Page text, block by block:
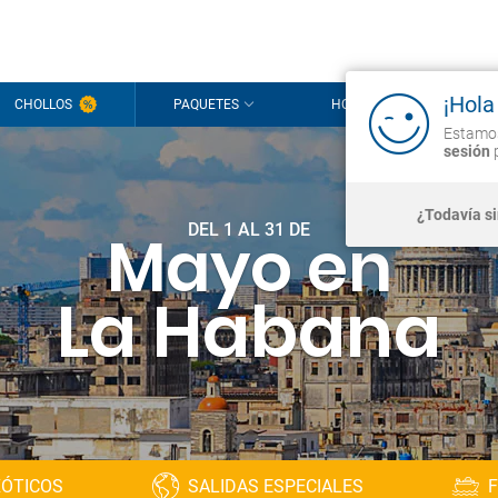
sesión
¿Todavía
CHOLLOS PAQUETES HOTELES
DEL 1 AL 31 DE
Mayo en
La Habana
SALIDAS ESPECIALES